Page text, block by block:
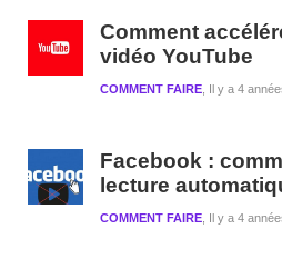
Comment
vidéo YouTube
Il y a 4
COMMENT FAIRE
Facebook :
lecture
Il y a 4
COMMENT FAIRE